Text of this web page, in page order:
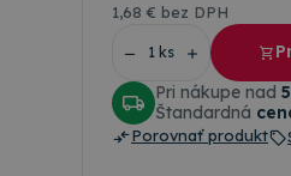
1,68 € bez DPH
Pri nákupe nad
Štandardná
Porovnať produkt